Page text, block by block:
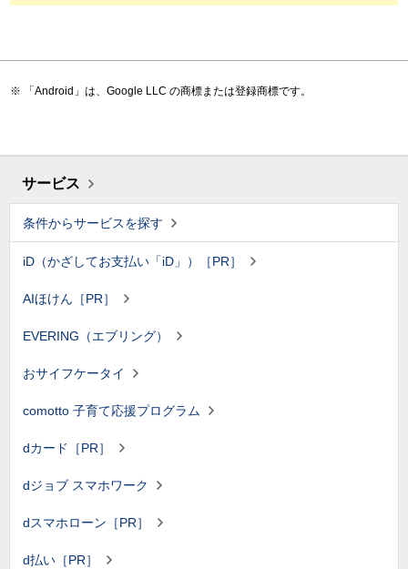
「Android」は、Google LLC の商標または登録商標です。
サービス
条件からサービスを探す
iD（かざしてお支払い「iD」）［PR］
AIほけん［PR］
EVERING（エブリング）
おサイフケータイ
comotto 子育て応援プログラム
dカード［PR］
dジョブ スマホワーク
dスマホローン［PR］
d払い［PR］